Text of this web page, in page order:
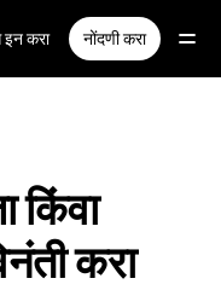
इन करा नोंदणी करा
किंवा
करा